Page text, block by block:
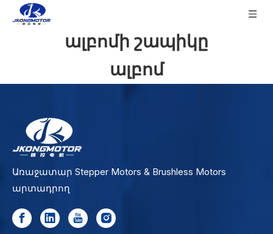
ալբոմի շապիկը
ալբոմ
Առաջատար Stepper Motors & Brushless Motors
արտադրող